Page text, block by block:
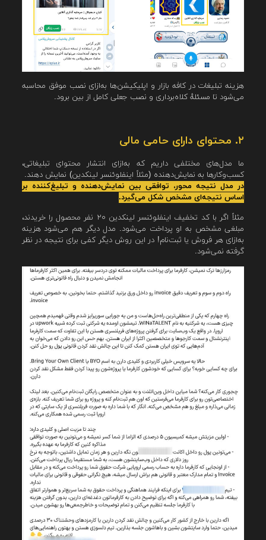
هزینه تبلیغات در کافه بازار و اپلیکیشن‌ها به‌ازای نصب موفق محاسبه
می‌شود تا مسئلهٔ کلاه‌برداری و نصب جعلی کامل از بین برود.
۲. محتوای دارای حامی مالی
ما مدل‌های مختلفی داریم که به‌ازای انتشار محتوای تبلیغاتی،
کسب‌وکارها به نمایش‌دهنده (مثلاً اینفلوئنسر لینکدین) نمایش دهند.
در مدل نتیجه محور، توافقی بین نمایش‌دهنده و تبلیغ‌کننده بر
اساس نتیجه‌ای مشخص شکل می‌گیرد.
مثلاً اگر با کد تخفیف اینفلوئنسر لینکدین ۲۰ نفر محصول را خریدند،
مبلغی مشخص به او پرداخت می‌شود. مدل دیگر هم می‌شود هزینه
به‌ازای هر فروش یا ثبت‌نام! در این روش دیگر کفی برای نتیجه در نظر
گرفته نمی‌شود.